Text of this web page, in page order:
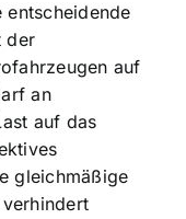
entscheidende
der
auf
an
auf das
gleichmäßige